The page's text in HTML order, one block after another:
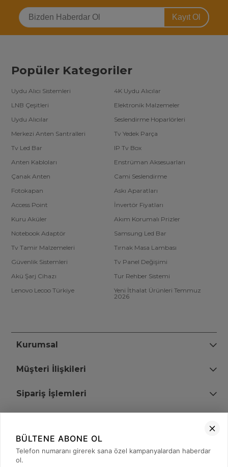
Kayıt Ol
Popüler Kategoriler
Uydu Alıcı Sistemleri
4K Uydu Alıcılar
LNB Çeşitleri
Elektronik Malzemeler
Uydu Alıcılar
Seslendirme Hoparlörleri
Merkezi Anten Santralleri
Tv Yedek Parça
Tv Led Bar
IP Tv Box
Anten Kabloları
Enstrüman Aksesuarları
Çanak Anten
Cami Seslendirme
Fotokapan
Askı Aparatları
Access Point
İnvertör Fiyatları
Kuru Aküler
Akım Korumalı Prizler
Notebook Adaptör
Samsung Led Bar
Tv Tamir Malzemeleri
Tırnak Masa Lambası
Güvenlik Sistemleri
Tv Panel Değişimi
Akü Şarj Cihazı
Tur Rehber Sistemi
Lenovo Lecoo Türkiye
Yeni İthalat Ürünleri Temmuz
2026
Kurumsal
Müşteri İlişkileri
Sipariş İşlemleri
+90 (850) 473 08 08
BÜLTENE ABONE OL
Telefon numaranı girerek sana özel kampanyalardan haberdar
ol.